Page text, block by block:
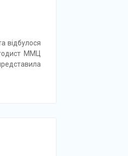
відбулося
ММЦ